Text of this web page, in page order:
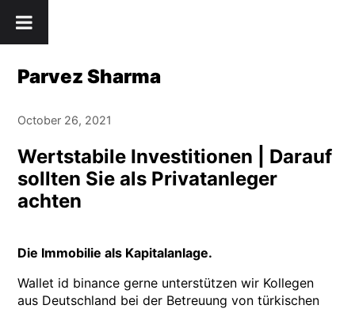
to
Parvez Sharma
October 26, 2021
Wertstabile Investitionen | Darauf
sollten Sie als Privatanleger
achten
Die Immobilie als Kapitalanlage.
Wallet id binance gerne unterstützen wir Kollegen
aus Deutschland bei der Betreuung von türkischen